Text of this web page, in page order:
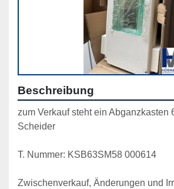
Beschreibung
zum Verkauf steht ein Abganzkasten
Scheider
T. Nummer: KSB63SM58 000614
Zwischenverkauf, Änderungen und